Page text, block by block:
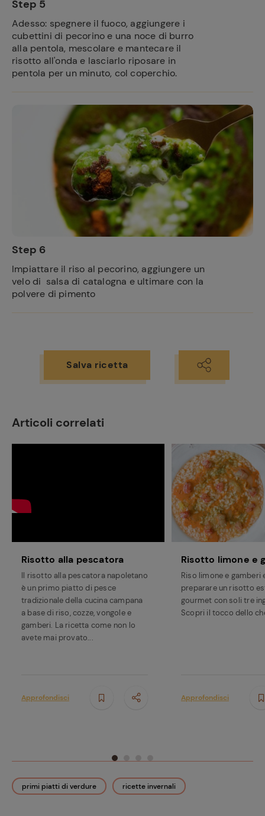
Step 5
Adesso: spegnere il fuoco, aggiungere i
cubettini di pecorino e una noce di burro
alla pentola, mescolare e mantecare il
risotto all'onda e lasciarlo riposare in
pentola per un minuto, col coperchio.
Step 6
Impiattare il riso al pecorino, aggiungere un
velo di salsa di catalogna e ultimare con la
polvere di pimento
Salva ricetta
primi piatti di verdure ricette invernali
Articoli correlati
Risotto alla pescatora
Il risotto alla pescatora napoletano
è un primo piatto di pesce
tradizionale della cucina campana
a base di riso, cozze, vongole e
gamberi. La ricetta come non lo
avete mai provato...
Approfondisci
Risotto limone e
Riso limone e gamberi
preparare un risotto
gourmet con soli tre
Scopri il tocco dello
Approfondisci
Ricette
preferite